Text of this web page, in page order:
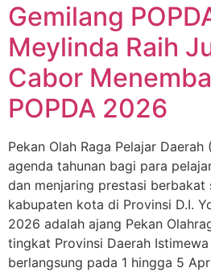
Gemilang
Meylinda Raih
Cabor
POPDA 2026
Pekan Olah Raga Pelajar Daerah
agenda tahunan bagi para
dan menjaring prestasi berbakat
kabupaten kota di Provinsi D.I.
2026 adalah ajang Pekan
tingkat Provinsi Daerah
berlangsung pada 1 hingga 5